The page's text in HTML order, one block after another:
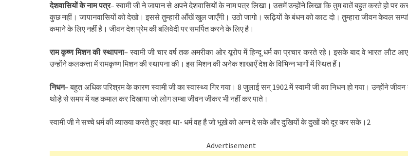
देशवासियों के नाम पत्र– स्वामी जी ने जापान से अपने देशवासियों के नाम पत्र लिखा। उसमें उन्होंने लिखा कि तुम बातें बहुत करते हो पर
कुछ नहीं। जापानवासियों को देखो। इससे तुम्हारी आँखें खुल जाएँगी। उठो जागो। रूढ़ियों के बंधन को काट दो। तुम्हारा जीवन केवल
कमाने के लिए नहीं है। जीवन देश प्रेम की बलिवेदी पर समर्पित करने के लिए है।
राम कृष्ण मिशन की स्थापना– स्वामी जी चार वर्ष तक अमरीका ओर यूरोप में हिन्दू धर्म का प्रचार करते रहे। इसके बाद वे भारत लौट
उन्होंने कलकत्ता में रामकृष्ण मिशन की स्थापना की। इस मिशन की अनेक शाखाएँ देश के विभिन्न भागों में स्थित हैं।
निधन– बहुत अधिक परिश्रम के कारण स्वामी जी का स्वास्थ्य गिर गया। 8 जुलाई सन् 1902 में स्वामी जी का निधन हो गया। उन्होंने
थोड़े से समय में यह कमाल कर दिखाया जो लोग लम्बा जीवन जीकर भी नहीं कर पाते।
स्वामी जी ने सच्चे धर्म की व्याख्या करते हुए कहा था- धर्म वह है जो भूखे को अन्न दे सके और दुखियों के दुखों को दूर कर सके।2
Advertisement